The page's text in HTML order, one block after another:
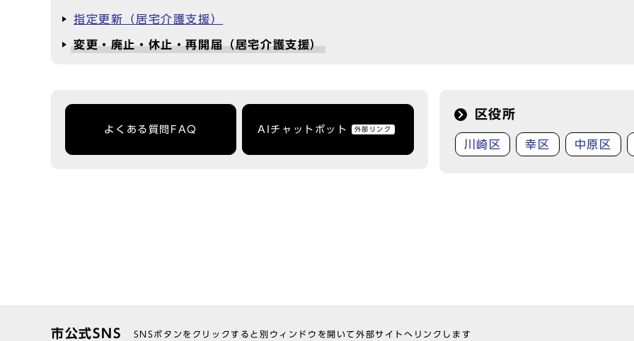
指定更新（居宅介護支援）
変更・廃止・休止・再開届（居宅介護支援）
よくある質問FAQ AIチャットボット 外部リンク
区役所
川崎区 幸区 中原区
市公式SNS SNSボタンをクリックすると別ウィンドウを開いて外部サイトへリンクします